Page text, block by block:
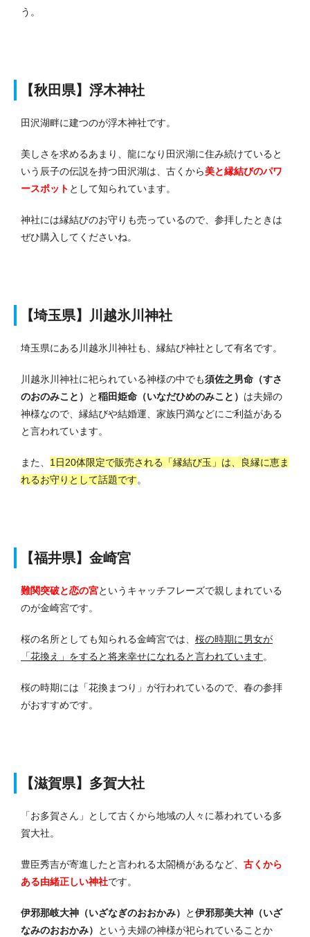
う。
【秋田県】浮木神社
田沢湖畔に建つのが浮木神社です。
美しさを求めるあまり、龍になり田沢湖に住み続けていると
いう辰子の伝説を持つ田沢湖は、古くから美と縁結びのパワ
ースポット として知られています。
神社には縁結びのお守りも売っているので、参拝したときは
ぜひ購入してくださいね。
【埼玉県】川越氷川神社
埼玉県にある川越氷川神社も、縁結び神社として有名です。
川越氷川神社に祀られている神様の中でも須佐之男命（すさ
のおのみこと）
と稲田姫命（いなだひめのみこと） は夫婦の
神様なので、縁結びや結婚運、家族円満などにご利益がある
と言われています。
また、 1日20体限定で販売される「縁結び玉」は、良縁に恵ま
れるお守りとして話題です。
【福井県】金崎宮
難関突破と恋の宮というキャッチフレーズで親しまれている
のが金崎宮です。
桜の名所としても知られる金崎宮では、 桜の時期に男女が
「花換え」をすると将来幸せになれると言われています。
桜の時期には「花換まつり」が行われているので、春の参拝
がおすすめです。
【滋賀県】多賀大社
「お多賀さん」として古くから地域の人々に慕われている多
賀大社。
豊臣秀吉が寄進したと言われる太閤橋があるなど、 古くから
ある由緒正しい神社です。
伊邪那岐大神（いざなぎのおおかみ） と伊邪那美大神（いざ
なみのおおかみ）
という夫婦の神様が祀られていることか